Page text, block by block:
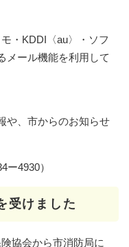
・KDDI〈au〉・ソフ
メール機能を利用して
や、市からのお知らせ
ー4930）
受けました
協会から市消防局に